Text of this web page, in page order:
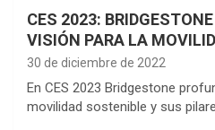
CES 2023:
VISIÓN PARA LA
30 de diciembre de 2022
En CES 2023 Bridgestone
movilidad sostenible y sus